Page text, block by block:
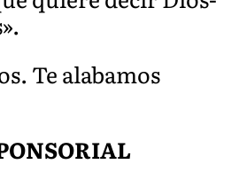
Te alabamos